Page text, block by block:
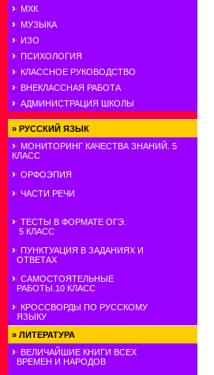
МХК
МУЗЫКА
ИЗО
ПСИХОЛОГИЯ
КЛАССНОЕ РУКОВОДСТВО
ВНЕКЛАССНАЯ РАБОТА
АДМИНИСТРАЦИЯ ШКОЛЫ
» РУССКИЙ ЯЗЫК
МОНИТОРИНГ КАЧЕСТВА ЗНАНИЙ. 5
КЛАСС
ОРФОЭПИЯ
ЧАСТИ РЕЧИ
ТЕСТЫ В ФОРМАТЕ ОГЭ.
5 КЛАСС
ПУНКТУАЦИЯ В ЗАДАНИЯХ И
ОТВЕТАХ
САМОСТОЯТЕЛЬНЫЕ
РАБОТЫ.10 КЛАСС
КРОССВОРДЫ ПО РУССКОМУ
ЯЗЫКУ
» ЛИТЕРАТУРА
ВЕЛИЧАЙШИЕ КНИГИ ВСЕХ
ВРЕМЕН И НАРОДОВ